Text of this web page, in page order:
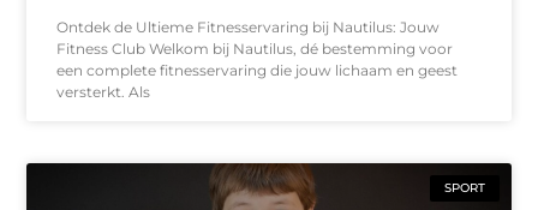
Ontdek de Ultieme Fitnesservaring bij Nautilus: Jouw
Fitness Club Welkom bij Nautilus, dé bestemming voor
een complete fitnesservaring die jouw lichaam en geest
versterkt. Als
SPORT